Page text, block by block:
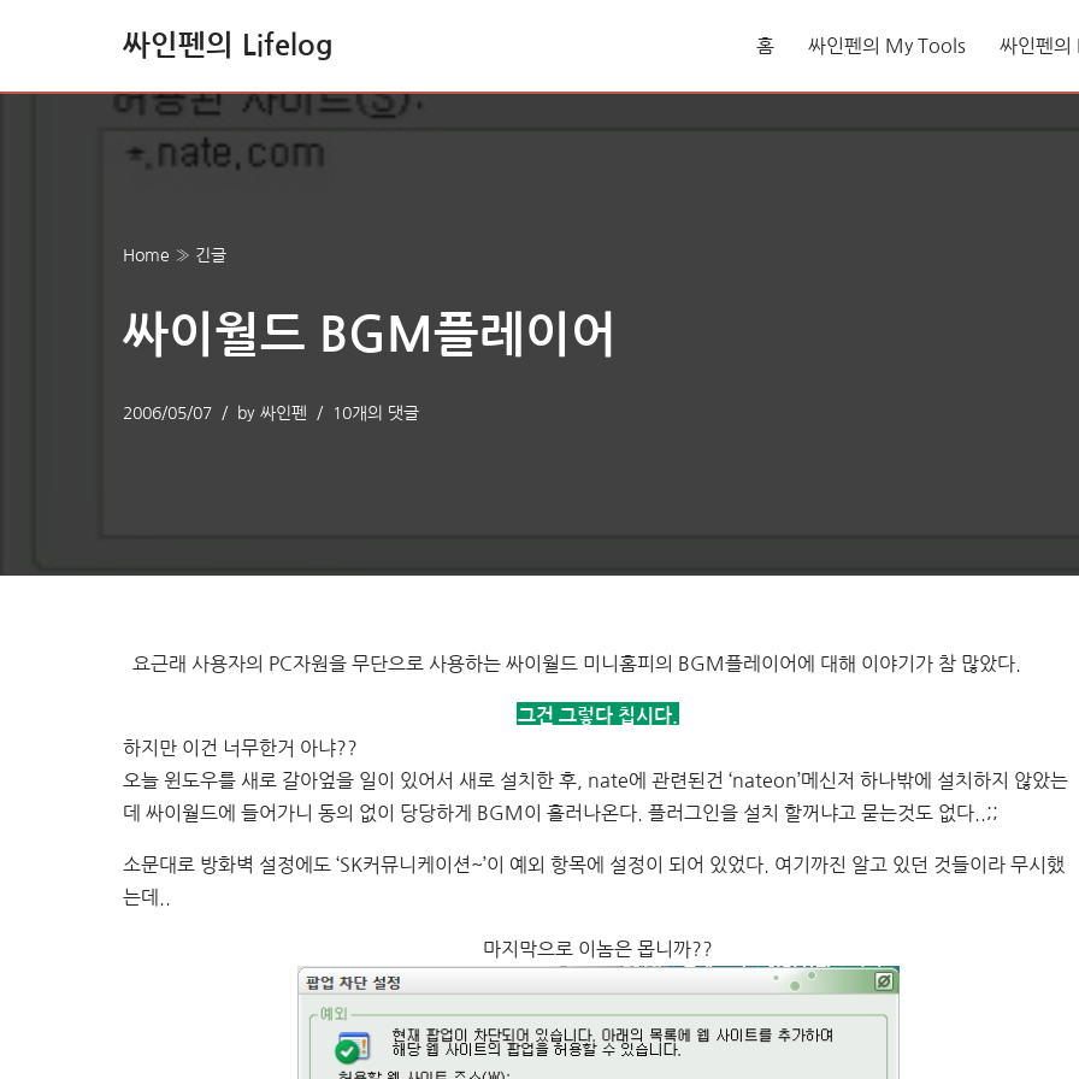
텐
싸인펜의 Lifelog 홈 싸인펜의 My Tools 싸인펜
Home » 긴글
싸이월드 BGM플레이어
2006/05/07 by 싸인펜 10개의 댓글
요근래 사용자의 PC자원을 무단으로 사용하는 싸이월드 미니홈피의 BGM플레이어에 대해 이야기가 참 많았다.
그건 그렇다 칩시다.
하지만 이건 너무한거 아냐??
오늘 윈도우를 새로 갈아엎을 일이 있어서 새로 설치한 후, nate에 관련된건 ‘nateon’메신저 하나밖에 설치하지 않았는
데 싸이월드에 들어가니 동의 없이 당당하게 BGM이 흘러나온다. 플러그인을 설치 할꺼냐고 묻는것도 없다..;;
소문대로 방화벽 설정에도 ‘SK커뮤니케이션~’이 예외 항목에 설정이 되어 있었다. 여기까진 알고 있던 것들이라 무시했
는데..
마지막으로 이놈은 몹니까??